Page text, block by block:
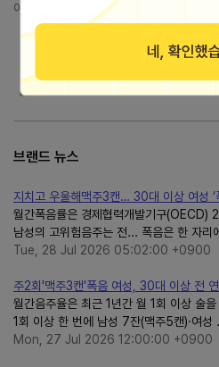
어느 오후의 발견
https://
더보기
브랜드 뉴스
지치고 우울해맥주3캔… 30대 이상 여성 ‘
월간폭음률은 경제협력개발기구(OECD)
남성의 고위험음주는 전... 폭음은 한 자리
Tue, 28 Jul 2026 05:02:00 +0900
주2회'맥주3캔'폭음 여성, 30대 이상 전
월간음주율은 최근 1년간 월 1회 이상 술
1회 이상 한 번에 남성 7잔(맥주5캔)·여성
Mon, 27 Jul 2026 12:00:00 +0900